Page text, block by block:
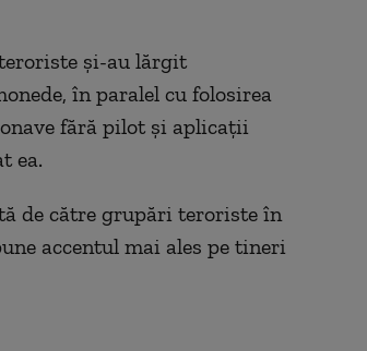
şi-au lărgit
în paralel cu folosirea
fără pilot şi aplicaţii
ea.
de către grupări teroriste în
accentul mai ales pe tineri